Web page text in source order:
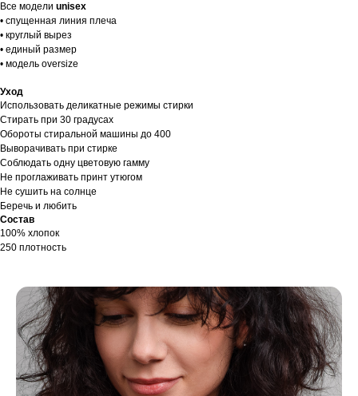
Все модели unisex
• спущенная линия плеча
• круглый вырез
• единый размер
• модель oversize
Уход
Использовать деликатные режимы стирки
Стирать при 30 градусах
Обороты стиральной машины до 400
Выворачивать при стирке
Соблюдать одну цветовую гамму
Не проглаживать принт утюгом
Не сушить на солнце
Беречь и любить
Состав
100% хлопок
250 плотность